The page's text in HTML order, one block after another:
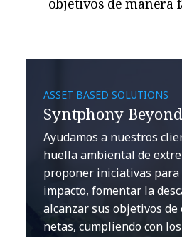
objetivos de manera
ASSET BASED SOLUTIONS
Syntphony
Ayudamos a nuestros
huella ambiental de
proponer iniciativas
impacto, fomentar la
alcanzar sus objetivos de
netas, cumpliendo con